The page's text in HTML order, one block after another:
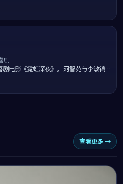
剧
电影《霓虹深夜》。河智苑与李敏镐在
查看更多 →